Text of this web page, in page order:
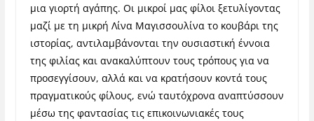
μια γιορτή αγάπης. Οι μικροί μας φίλοι ξετυλίγοντας
μαζί με τη μικρή Λίνα Μαγισσουλίνα το κουβάρι της
ιστορίας, αντιλαμβάνονται την ουσιαστική έννοια
της φιλίας και ανακαλύπτουν τους τρόπους για να
προσεγγίσουν, αλλά και να κρατήσουν κοντά τους
πραγματικούς φίλους, ενώ ταυτόχρονα αναπτύσσουν
μέσω της φαντασίας τις επικοινωνιακές τους